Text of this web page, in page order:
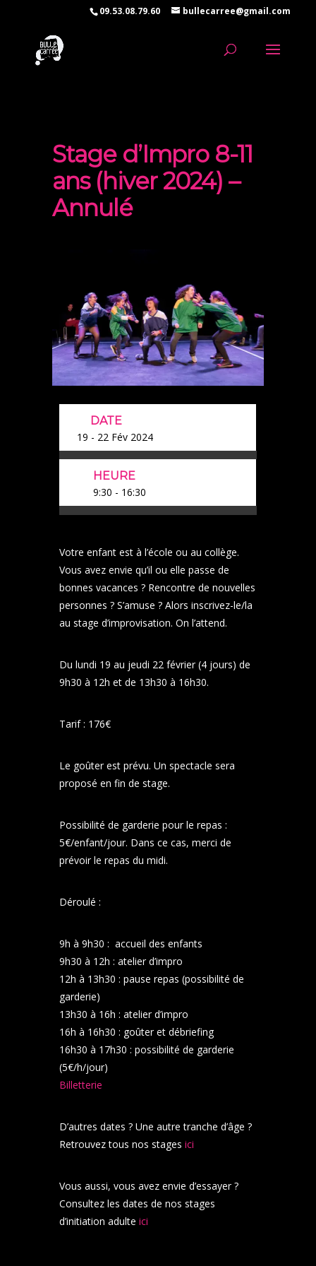
09.53.08.79.60 bullecarree@gmail.com
Stage d’Impro 8-11
ans (hiver 2024) –
Annulé
DATE
19 - 22 Fév 2024
HEURE
9:30 - 16:30
Votre enfant est à l’école ou au collège.
Vous avez envie qu’il ou elle passe de
bonnes vacances ? Rencontre de nouvelles
personnes ? S’amuse ? Alors inscrivez-le/la
au stage d’improvisation. On l’attend.
Du lundi 19 au jeudi 22 février (4 jours) de
9h30 à 12h et de 13h30 à 16h30.
Tarif : 176€
Le goûter est prévu. Un spectacle sera
proposé en fin de stage.
Possibilité de garderie pour le repas :
5€/enfant/jour. Dans ce cas, merci de
prévoir le repas du midi.
Déroulé :
9h à 9h30 : accueil des enfants
9h30 à 12h : atelier d’impro
12h à 13h30 : pause repas (possibilité de
garderie)
13h30 à 16h : atelier d’impro
16h à 16h30 : goûter et débriefing
16h30 à 17h30 : possibilité de garderie
(5€/h/jour)
Billetterie
D’autres dates ? Une autre tranche d’âge ?
Retrouvez tous nos stages ici
Vous aussi, vous avez envie d’essayer ?
Consultez les dates de nos stages
d’initiation adulte ici